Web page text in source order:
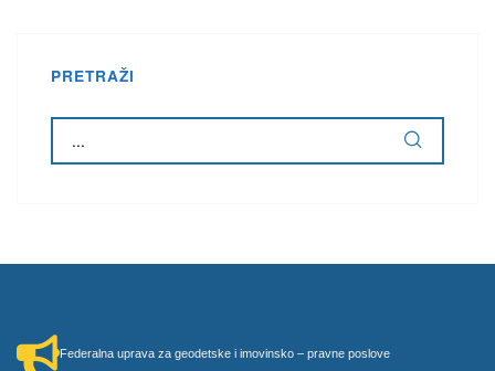
PRETRAŽI
Federalna uprava za geodetske i imovinsko – pravne poslove